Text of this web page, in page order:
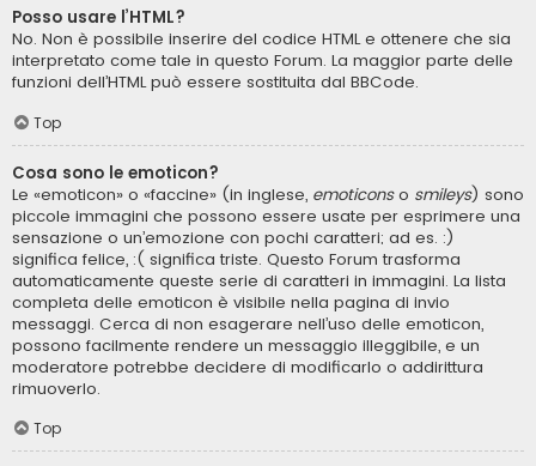
Posso usare l’HTML?
No. Non è possibile inserire del codice HTML e ottenere che sia
interpretato come tale in questo Forum. La maggior parte delle
funzioni dell’HTML può essere sostituita dal BBCode.
Top
Cosa sono le emoticon?
Le «emoticon» o «faccine» (in inglese, emoticonso smileys) sono
piccole immagini che possono essere usate per esprimere una
sensazione o un’emozione con pochi caratteri; ad es. :)
significa felice, :( significa triste. Questo Forum trasforma
automaticamente queste serie di caratteri in immagini. La lista
completa delle emoticon è visibile nella pagina di invio
messaggi. Cerca di non esagerare nell’uso delle emoticon,
possono facilmente rendere un messaggio illeggibile, e un
moderatore potrebbe decidere di modificarlo o addirittura
rimuoverlo.
Top